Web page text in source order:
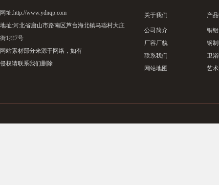
网址:http://www.ydnqp.com
地址:河北省唐山市路南区芦台海北镇马聪村大庄
街1排7号
网站素材部分来源于网络，如有
侵权请联系我们删除
关于我们
公司简介
厂容厂貌
联系我们
网站地图
产
铜
钢
卫
艺